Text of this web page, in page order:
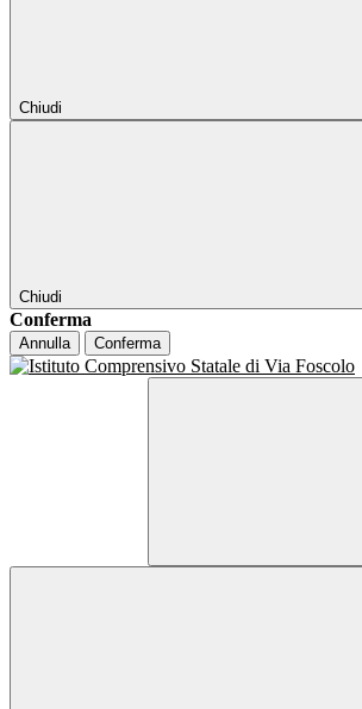
Chiudi
Chiudi
Conferma
Annulla Conferma